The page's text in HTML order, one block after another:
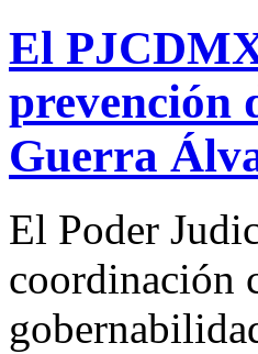
El
prevención
Guerra
El Poder
coordinación